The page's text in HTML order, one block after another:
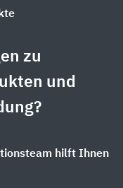
zu
und
hilft Ihnen